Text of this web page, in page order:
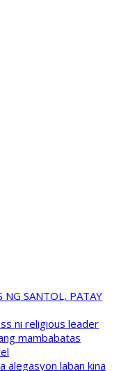
NG SANTOL, PATAY
ni religious leader
mambabatas
alegasyon laban kina